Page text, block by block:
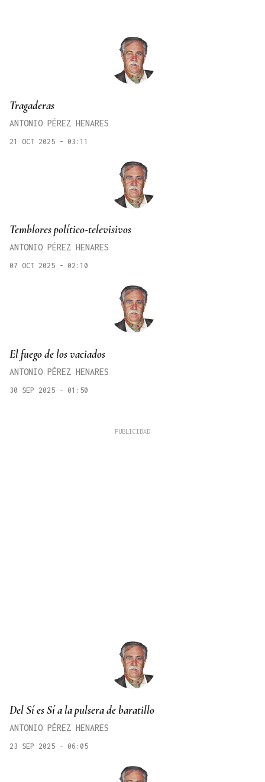
Tragaderas
ANTONIO PÉREZ HENARES
21 OCT 2025 - 03:11
Temblores político-televisivos
ANTONIO PÉREZ HENARES
07 OCT 2025 - 02:10
El fuego de los vaciados
ANTONIO PÉREZ HENARES
30 SEP 2025 - 01:50
Del Sí es Sí a la pulsera de baratillo
ANTONIO PÉREZ HENARES
23 SEP 2025 - 06:05